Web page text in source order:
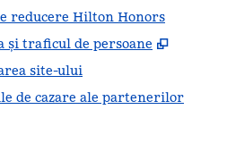
reducere Hilton Honors
și traficul de persoane
,
site-ului
de cazare ale partenerilor